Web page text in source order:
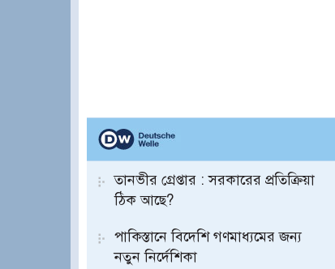
তানভীর গ্রেপ্তার : সরকারের প্রতিক্রিয়া
ঠিক আছে?
পাকিস্তানে বিদেশি গণমাধ্যমের জন্য
নতুন নির্দেশিকা